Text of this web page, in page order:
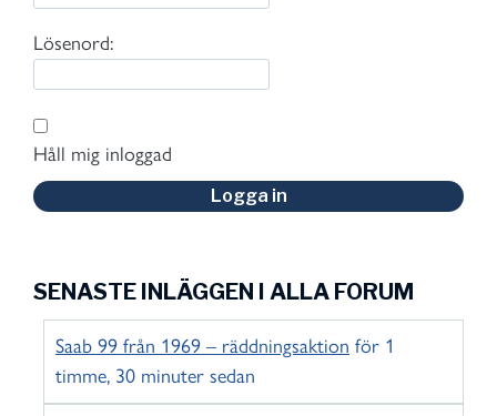
Lösenord:
Håll mig inloggad
Logga in
SENASTE INLÄGGEN I ALLA FORUM
Saab 99 från 1969 – räddningsaktion för 1
timme, 30 minuter sedan